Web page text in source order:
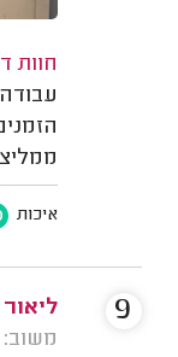
חוות
איכות
משוב: 16/11/2025
9